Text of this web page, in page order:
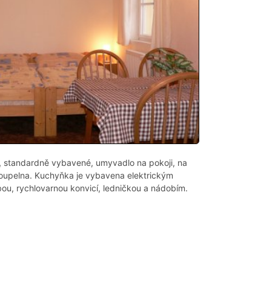
vybavené, umyvadlo na pokoji, na
Kuchyňka je vybavena elektrickým
rychlovarnou konvicí, ledničkou a nádobím.